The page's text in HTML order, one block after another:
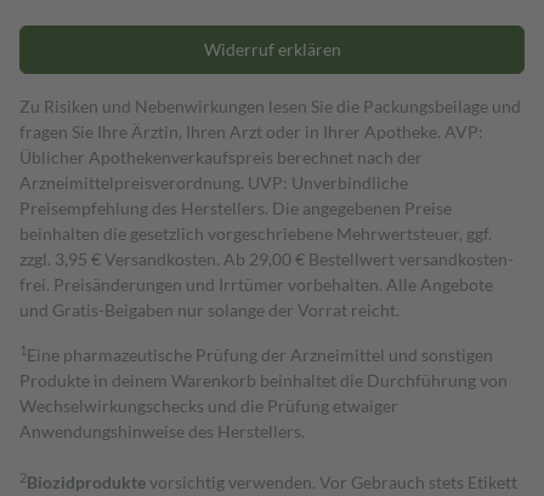
Widerruf erklären
Zu Risiken und Nebenwirkungen lesen Sie die Packungsbeilage und
fragen Sie Ihre Ärztin, Ihren Arzt oder in Ihrer Apotheke. AVP:
Üblicher Apothekenverkaufspreis berechnet nach der
Arzneimittelpreisverordnung. UVP: Unverbindliche
Preisempfehlung des Herstellers. Die angegebenen Preise
beinhalten die gesetzlich vorgeschriebene Mehrwertsteuer, ggf.
zzgl. 3,95 € Versandkosten. Ab 29,00 € Bestell­wert versand­kosten­
frei. Preisänderungen und Irrtümer vorbehalten. Alle Angebote
und Gratis-Beigaben nur solange der Vorrat reicht.
1 Eine pharmazeutische Prüfung der Arzneimittel und sonstigen
Produkte in deinem Warenkorb beinhaltet die Durchführung von
Wechselwirkungschecks und die Prüfung etwaiger
Anwendungshinweise des Herstellers.
2Biozidproduktevorsichtig verwenden. Vor Gebrauch stets Etikett